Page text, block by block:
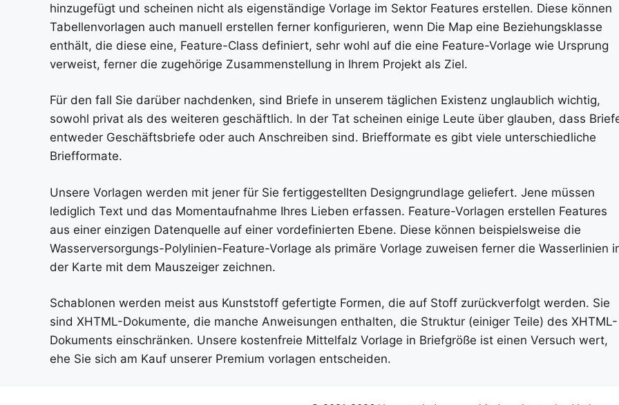
hinzugefügt und scheinen nicht als eigenständige Vorlage im Sektor Features erstellen. Diese können
Tabellenvorlagen auch manuell erstellen ferner konfigurieren, wenn Die Map eine Beziehungsklasse
enthält, die diese eine, Feature-Class definiert, sehr wohl auf die eine Feature-Vorlage wie Ursprung
verweist, ferner die zugehörige Zusammenstellung in Ihrem Projekt als Ziel.
Für den fall Sie darüber nachdenken, sind Briefe in unserem täglichen Existenz unglaublich wichtig,
sowohl privat als des weiteren geschäftlich. In der Tat scheinen einige Leute über glauben, dass
entweder Geschäftsbriefe oder auch Anschreiben sind. Briefformate es gibt viele unterschiedliche
Briefformate.
Unsere Vorlagen werden mit jener für Sie fertiggestellten Designgrundlage geliefert. Jene müssen
lediglich Text und das Momentaufnahme Ihres Lieben erfassen. Feature-Vorlagen erstellen Features
aus einer einzigen Datenquelle auf einer vordefinierten Ebene. Diese können beispielsweise die
Wasserversorgungs-Polylinien-Feature-Vorlage als primäre Vorlage zuweisen ferner die Wasserlinien
der Karte mit dem Mauszeiger zeichnen.
Schablonen werden meist aus Kunststoff gefertigte Formen, die auf Stoff zurückverfolgt werden. Sie
sind XHTML-Dokumente, die manche Anweisungen enthalten, die Struktur (einiger Teile) des XHTML-
Dokuments einschränken. Unsere kostenfreie Mittelfalz Vorlage in Briefgröße ist einen Versuch wert,
ehe Sie sich am Kauf unserer Premium vorlagen entscheiden.